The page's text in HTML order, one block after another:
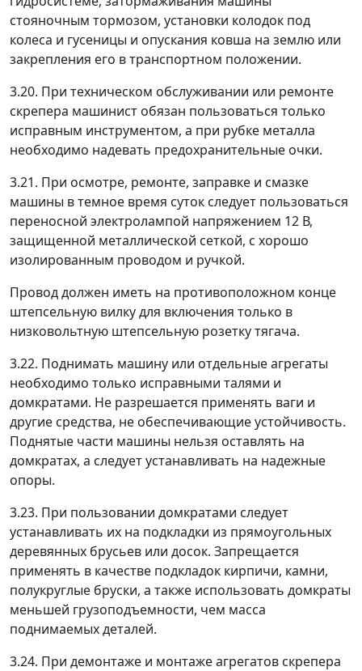
стояночным тормозом, установки колодок под
колеса и гусеницы и опускания ковша на землю или
закрепления его в транспортном положении.
3.20. При техническом обслуживании или ремонте
скрепера машинист обязан пользоваться только
исправным инструментом, а при рубке металла
необходимо надевать предохранительные очки.
3.21. При осмотре, ремонте, заправке и смазке
машины в темное время суток следует пользоваться
переносной электролампой напряжением 12 В,
защищенной металлической сеткой, с хорошо
изолированным проводом и ручкой.
Провод должен иметь на противоположном конце
штепсельную вилку для включения только в
низковольтную штепсельную розетку тягача.
3.22. Поднимать машину или отдельные агрегаты
необходимо только исправными талями и
домкратами. Не разрешается применять ваги и
другие средства, не обеспечивающие устойчивость.
Поднятые части машины нельзя оставлять на
домкратах, а следует устанавливать на надежные
опоры.
3.23. При пользовании домкратами следует
устанавливать их на подкладки из прямоугольных
деревянных брусьев или досок. Запрещается
применять в качестве подкладок кирпичи, камни,
полукруглые бруски, а также использовать домкраты
меньшей грузоподъемности, чем масса
поднимаемых деталей.
3.24. При демонтаже и монтаже агрегатов скрепера